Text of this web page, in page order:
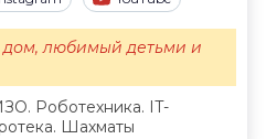
Роботехника. IT-
Шахматы
дом, любимый детьми и